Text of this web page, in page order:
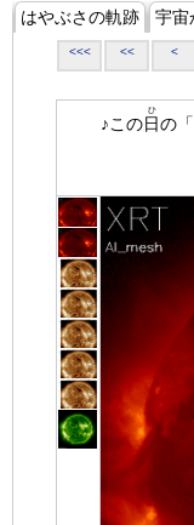
はやぶさの軌跡 宇宙
<<< << <
♪この日
ひ
の